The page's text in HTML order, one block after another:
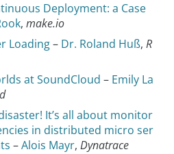
Deployment: a Case
, make.io
Loading– Dr. Roland Huß, R
at SoundCloud – Emily La
It’s all about monitor
in distributed micro ser
–Alois Mayr, Dynatrace